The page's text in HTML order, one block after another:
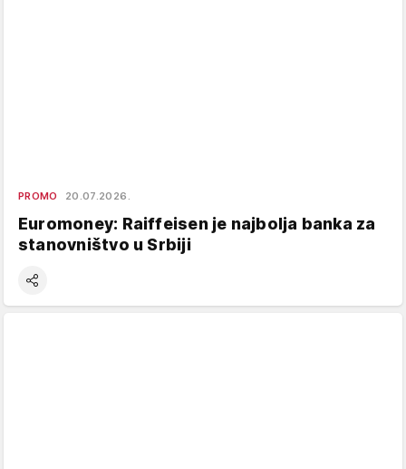
PROMO 20.07.2026.
Euromoney: Raiffeisen je najbolja banka za
stanovništvo u Srbiji